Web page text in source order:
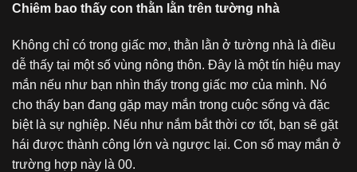
Chiêm bao thấy con thằn lằn trên tường nhà
Không chỉ có trong giấc mơ, thằn lằn ở tường nhà là điều
dễ thấy tại một số vùng nông thôn. Đây là một tín hiệu may
mắn nếu như bạn nhìn thấy trong giấc mơ của mình. Nó
cho thấy bạn đang gặp may mắn trong cuộc sống và đặc
biệt là sự nghiệp. Nếu như nắm bắt thời cơ tốt, bạn sẽ gặt
hái được thành công lớn và ngược lại. Con số may mắn ở
trường hợp này là 00.